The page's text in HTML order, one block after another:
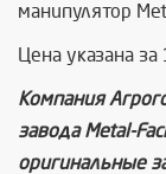
манипулятор
Цена указана за
Компания
завода Metal-
оригинальные